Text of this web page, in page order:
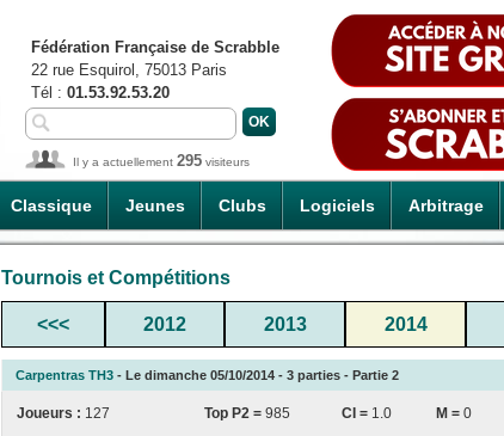
Classique Jeunes Clubs Logiciels Arbitrage
Fédération Française de Scrabble
22 rue Esquirol, 75013 Paris
Tél : 01.53.92.53.20
Il y a actuellement 295 visiteurs
Tournois et Compétitions
<<< 2012 2013 2014
Carpentras TH3 - Le dimanche 05/10/2014 - 3 parties - Partie 2
Joueurs : 127 Top P2 = 985 CI = 1.0 M = 0